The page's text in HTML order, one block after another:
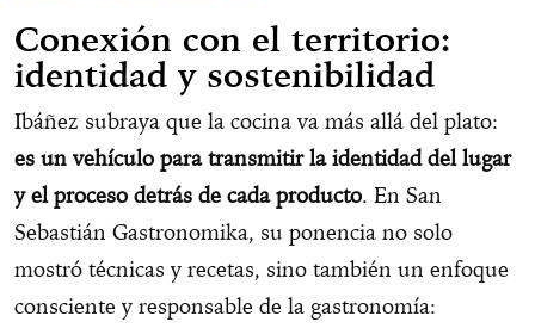
Conexión con el territorio:
identidad y sostenibilidad
Ibáñez subraya que la cocina va más allá del plato:
es un vehículo para transmitir la identidad del lugar
y el proceso detrás de cada producto. En San
Sebastián Gastronomika, su ponencia no solo
mostró técnicas y recetas, sino también un enfoque
consciente y responsable de la gastronomía: